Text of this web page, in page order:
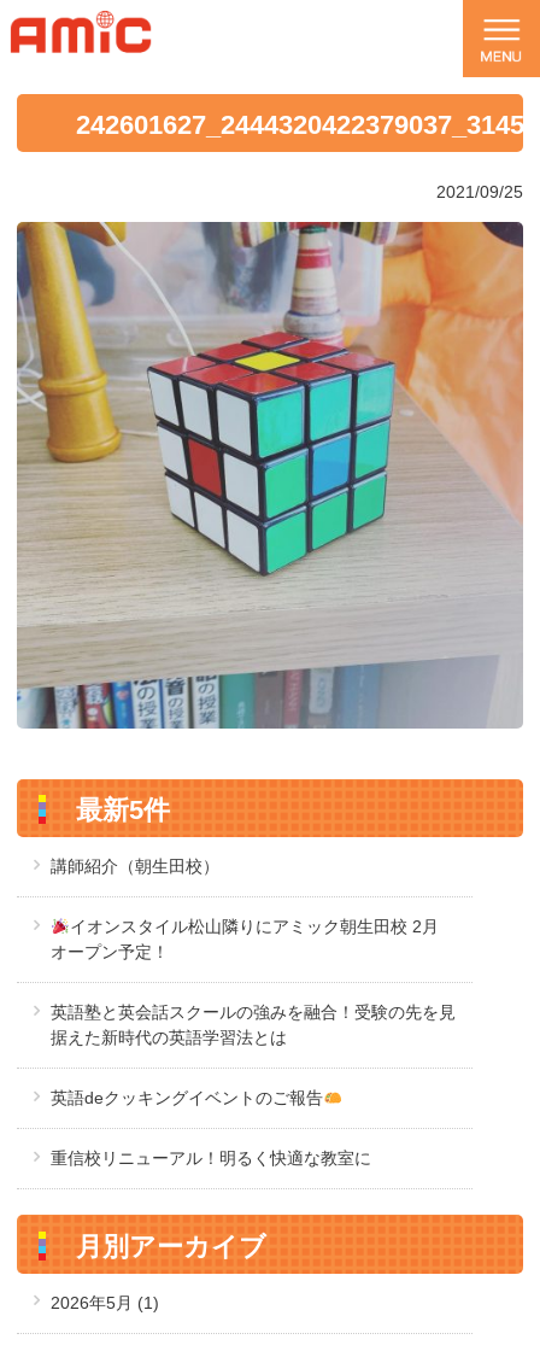
2021/09/25
最新5件
講師紹介（朝生田校）
イオンスタイル松山隣りにアミック朝生田校 2月
オープン予定！
英語塾と英会話スクールの強みを融合！受験の先を見
据えた新時代の英語学習法とは
英語deクッキングイベントのご報告
重信校リニューアル！明るく快適な教室に
月別アーカイブ
2026年5月 (1)